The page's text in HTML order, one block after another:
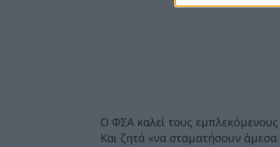
Ο ΦΣΑ καλεί τους
Και ζητά «να σταματήσουν